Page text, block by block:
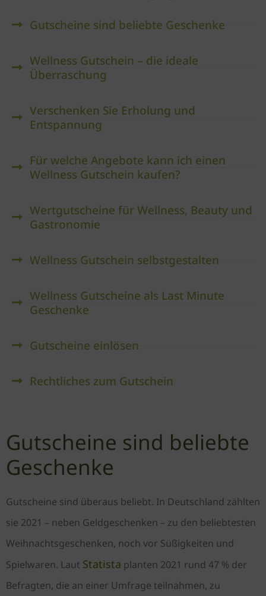
Gutscheine sind beliebte Geschenke
Wellness Gutschein – die ideale
Überraschung
Verschenken Sie Erholung und
Entspannung
Für welche Angebote kann ich einen
Wellness Gutschein kaufen?
Wertgutscheine für Wellness, Beauty und
Gastronomie
Wellness Gutschein selbstgestalten
Wellness Gutscheine als Last Minute
Geschenke
Gutscheine einlösen
Rechtliches zum Gutschein
Gutscheine sind beliebte
Geschenke
Gutscheine sind überaus beliebt. In Deutschland zählten
sie 2021 – neben Geldgeschenken – zu den beliebtesten
Weihnachtsgeschenken, noch vor Süßigkeiten und
Spielwaren. Laut Statista planten 2021 rund 47 % der
Befragten, die an einer Umfrage teilnahmen, zu